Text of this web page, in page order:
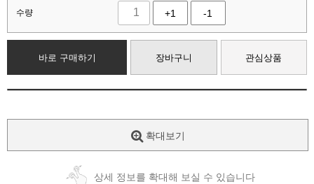
수량 +1 -1
바로 구매하기 장바구니 관심상품
확대보기
상세 정보를 확대해 보실 수 있습니다